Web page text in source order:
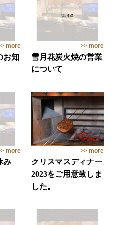
more
お知
>> more
雪月花炭火焼の営業
について
more
み
>> more
クリスマスディナー
2023をご用意致しま
した。